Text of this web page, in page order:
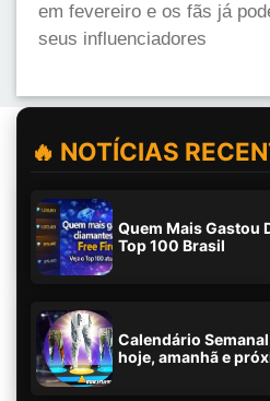
em fevereiro e os fãs já
seus influenciadores
🔥 NOTÍCIAS
Quem Mais Gastou
Top 100 Brasil
Calendário
hoje, amanhã e